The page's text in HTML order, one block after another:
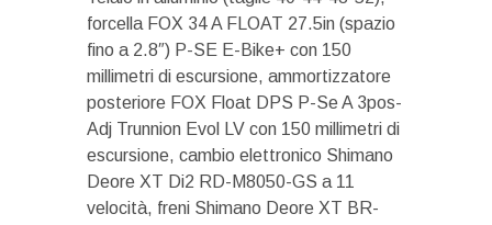
forcella FOX 34 A FLOAT 27.5in (spazio
fino a 2.8″) P-SE E-Bike+ con 150
millimetri di escursione, ammortizzatore
posteriore FOX Float DPS P-Se A 3pos-
Adj Trunnion Evol LV con 150 millimetri di
escursione, cambio elettronico Shimano
Deore XT Di2 RD-M8050-GS a 11
velocità, freni Shimano Deore XT BR-